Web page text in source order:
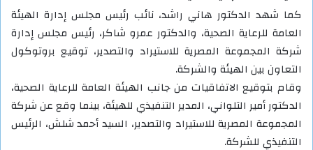
كما شهد الدكتور هاني راشد، نائب رئيس مجلس إدارة الهيئة
العامة للرعاية الصحية، والدكتور عمرو شاكر، رئيس مجلس إدارة
شركة المجموعة المصرية للاستيراد والتصدير، توقيع بروتوكول
التعاون بين الهيئة والشركة.
وقام بتوقيع الاتفاقيات من جانب الهيئة العامة للرعاية الصحية،
الدكتور أمير التلواني، المدير التنفيذي للهيئة، بينما وقع عن شركة
المجموعة المصرية للاستيراد والتصدير، السيد أحمد شلش، الرئيس
التنفيذي للشركة.